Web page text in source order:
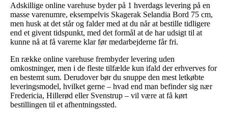
Adskillige online varehuse byder på 1 hverdags levering på en
masse varenumre, eksempelvis Skagerak Selandia Bord 75 cm,
men husk at det står og falder med at du når at bestille tidligere
end et givent tidspunkt, med det formål at de har udsigt til at
kunne nå at få varerne klar før medarbejderne får fri.
En række online varehuse frembyder levering uden
omkostninger, men i de fleste tilfælde kun ifald der erhverves for
en bestemt sum. Derudover bør du snuppe den mest letkøbte
leveringsmodel, hvilket gerne – hvad end man befinder sig nær
Fredericia, Hillerød eller Svenstrup – vil være at få kørt
bestillingen til et afhentningssted.